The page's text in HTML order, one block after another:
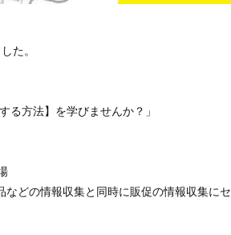
た。
る方法】を学びませんか？」
どの情報収集と同時に販促の情報収集にセ